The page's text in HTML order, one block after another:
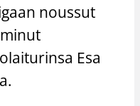
noussut
Esa